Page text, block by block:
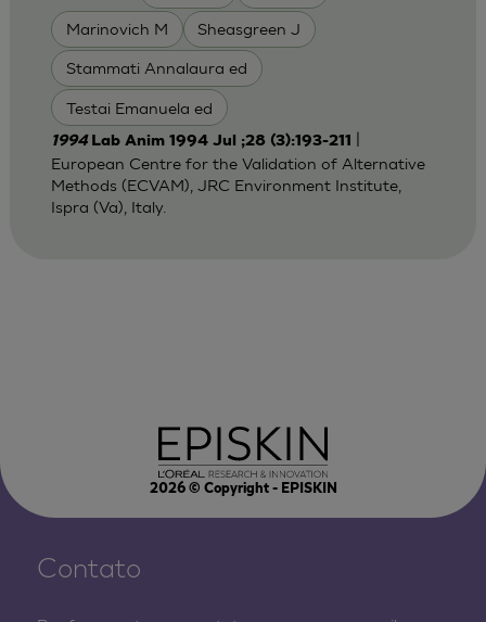
Marinovich M Sheasgreen J
Stammati Annalaura ed
Testai Emanuela ed
1994 Lab Anim 1994 Jul ;28 (3):193-211
European Centre for the Validation of Alternative
Methods (ECVAM), JRC Environment Institute,
Ispra (Va), Italy.
2026© Copyright - EPISKIN
Contato